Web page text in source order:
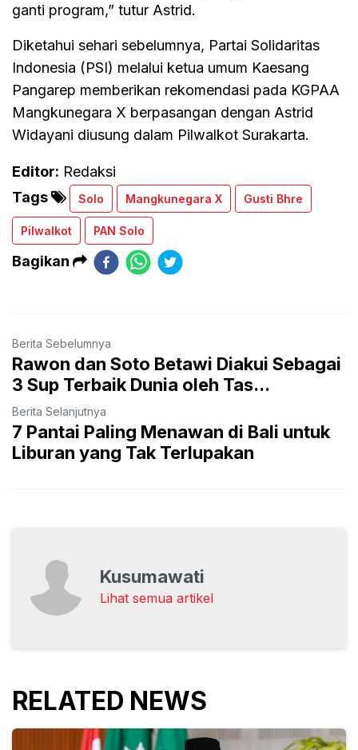
ganti program,” tutur Astrid.
Diketahui sehari sebelumnya, Partai Solidaritas
Indonesia (PSI) melalui ketua umum Kaesang
Pangarep memberikan rekomendasi pada KGPAA
Mangkunegara X berpasangan dengan Astrid
Widayani diusung dalam Pilwalkot Surakarta.
Editor: Redaksi
Tags
Solo Mangkunegara X Gusti Bhre
Pilwalkot PAN Solo
Bagikan
Berita Sebelumnya
Rawon dan Soto Betawi Diakui Sebagai
3 Sup Terbaik Dunia oleh Tas...
Berita Selanjutnya
7 Pantai Paling Menawan di Bali untuk
Liburan yang Tak Terlupakan
Kusumawati
Lihat semua artikel
RELATED NEWS